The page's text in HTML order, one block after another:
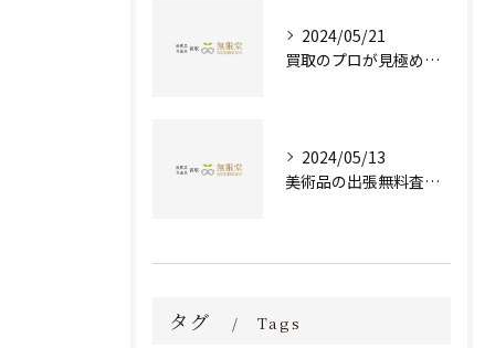
2024/05/21
買取のプロが見極める！骨董品の価値と査定とは？
2024/05/13
美術品の出張無料査定 | 一万点以上の実績で信頼の骨董品買取専門店
タグ Tags